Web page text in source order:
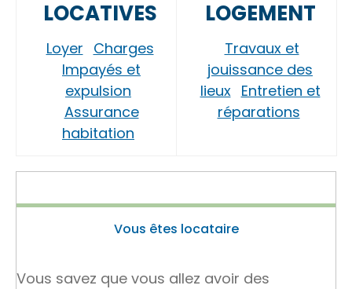
LOCATIVES
Loyer Charges
Impayés et
expulsion
Assurance
habitation
LOGEMENT
Travaux et
jouissance des
lieux Entretien et
réparations
Vous êtes locataire
Vous savez que vous allez avoir des